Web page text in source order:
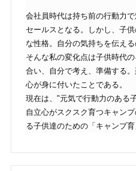
会社員時代は持ち前の行動力
セールスとなる。しかし、子
な性格。自分の気持ちを伝える
そんな私の変化点は子供時代
合い、自分で考え、準備する
心が身に付いたことである。
現在は、"元気で行動力のある
自立心がスクスク育つキャン
る子供達のための「キャンプ育